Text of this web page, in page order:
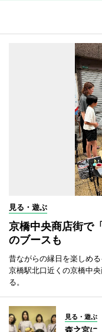
見る・遊ぶ
京橋中央商店街で
のブースも
昔ながらの縁日を楽しめ
京橋駅北口近くの京橋中
る。
見る・遊ぶ
森之宮に